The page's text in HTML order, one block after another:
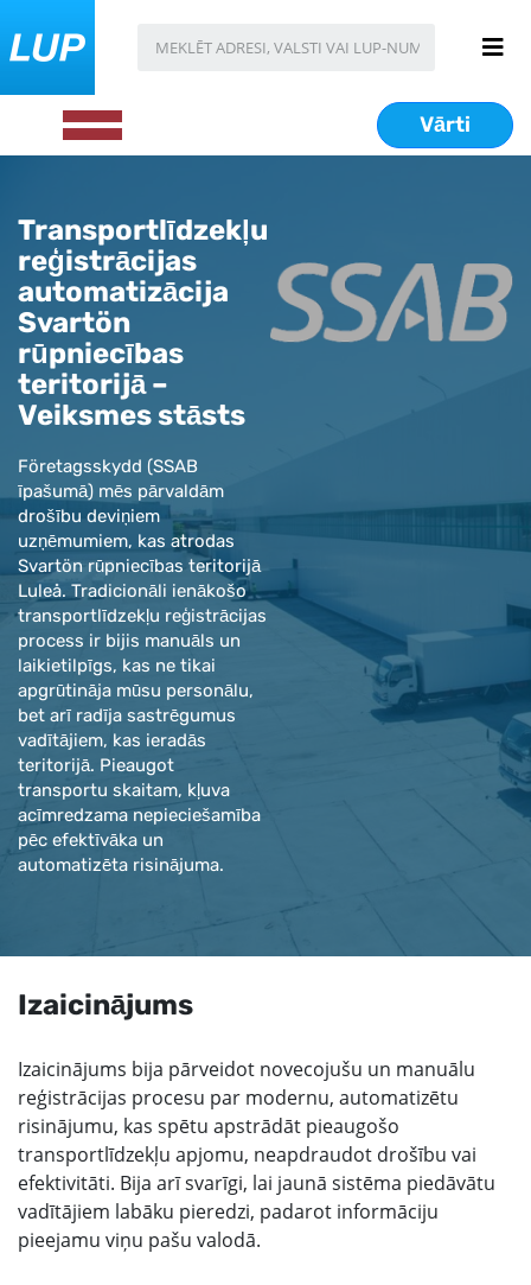
Vārti
Transportlīdzekļu
reģistrācijas
automatizācija
Svartön
rūpniecības
teritorijā –
Veiksmes stāsts
Företagsskydd (SSAB
īpašumā) mēs pārvaldām
drošību deviņiem
uzņēmumiem, kas atrodas
Svartön rūpniecības teritorijā
Luleå. Tradicionāli ienākošo
transportlīdzekļu reģistrācijas
process ir bijis manuāls un
laikietilpīgs, kas ne tikai
apgrūtināja mūsu personālu,
bet arī radīja sastrēgumus
vadītājiem, kas ieradās
teritorijā. Pieaugot
transportu skaitam, kļuva
acīmredzama nepieciešamība
pēc efektīvāka un
automatizēta risinājuma.
Izaicinājums
Izaicinājums bija pārveidot novecojušu un manuālu
reģistrācijas procesu par modernu, automatizētu
risinājumu, kas spētu apstrādāt pieaugošo
transportlīdzekļu apjomu, neapdraudot drošību vai
efektivitāti. Bija arī svarīgi, lai jaunā sistēma piedāvātu
vadītājiem labāku pieredzi, padarot informāciju
pieejamu viņu pašu valodā.